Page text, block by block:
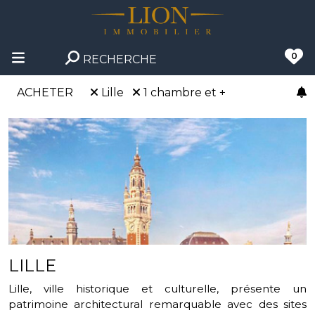
RECHERCHE 0
ACHETER Lille 1 chambre et +
LILLE
Lille, ville historique et culturelle, présente un
patrimoine architectural remarquable avec des sites